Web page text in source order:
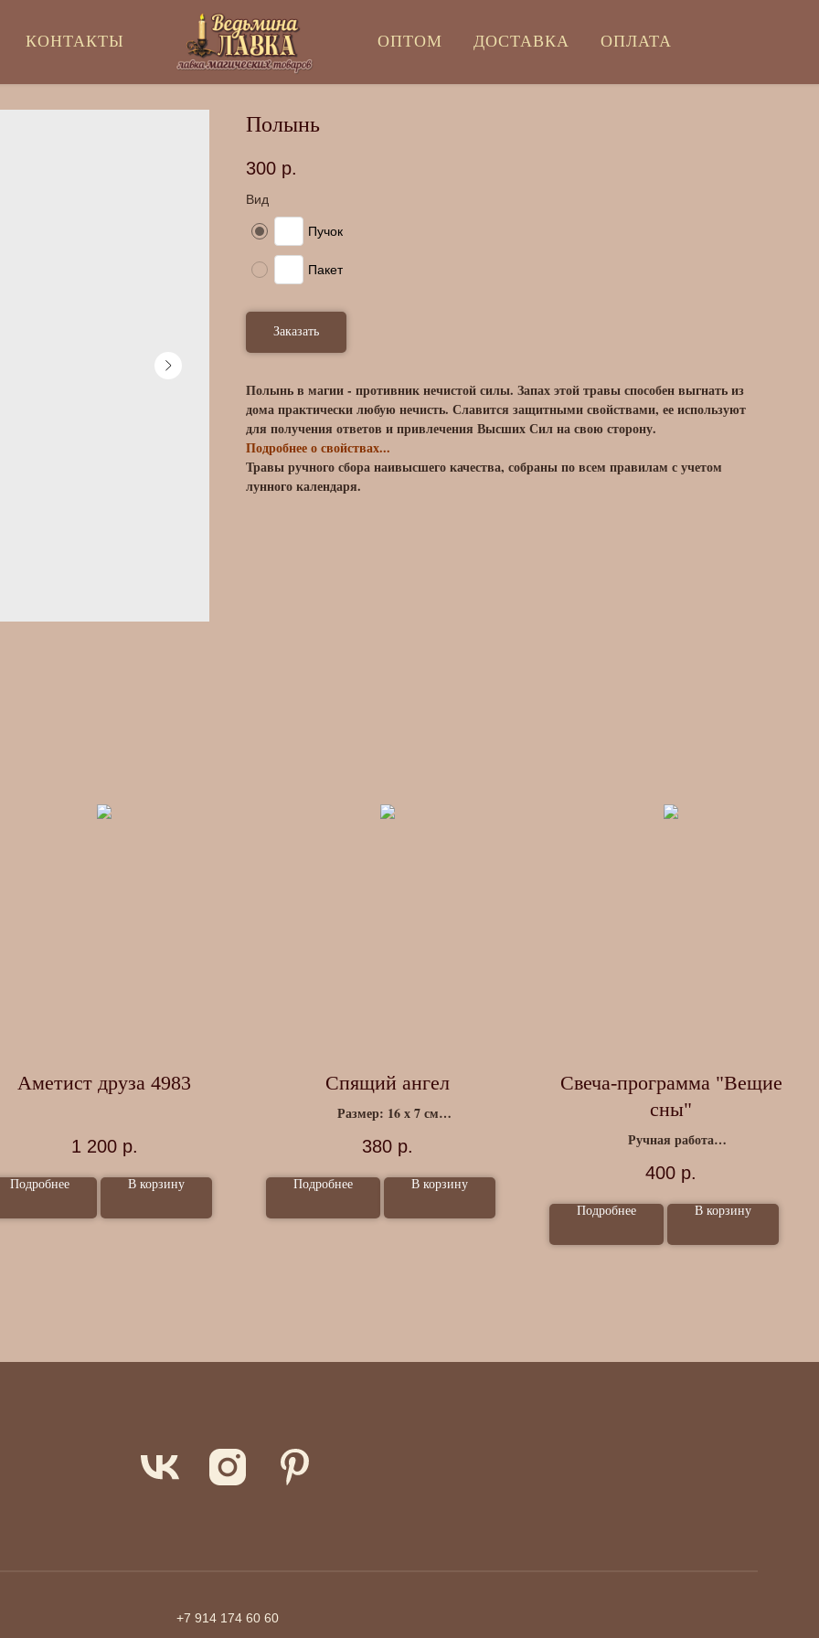
КОНТАКТЫ ОПТОМ ДОСТАВКА ОПЛАТА
Полынь
300 р.
Вид
Пучок
Пакет
Заказать
Полынь в магии - противник нечистой силы. Запах этой травы способен выгнать из
дома практически любую нечисть. Славится защитными свойствами, ее используют
для получения ответов и привлечения Высших Сил на свою сторону.
Подробнее о свойствах...
Травы ручного сбора наивысшего качества, собраны по всем правилам с учетом
лунного календаря.
Аметист друза 4983
1 200 р.
Подробнее В корзину
Спящий ангел
Размер: 16 х 7 см
380 р.
Подробнее В корзину
Свеча-программа "Вещие
сны"
Ручная работа
400 р.
Подробнее В корзину
+7 914 174 60 60